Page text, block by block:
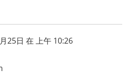
25日 在 上午 10:26